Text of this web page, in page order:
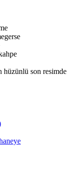
hüzünlü son resimde